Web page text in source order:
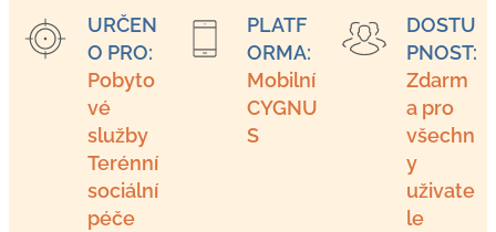
URČEN
O PRO:
Pobyto
vé
služby
Terénní
sociální
péče
PLATF
ORMA:
Mobilní
CYGNU
S
DOSTU
PNOST:
Zdarm
a pro
všechn
y
uživate
le